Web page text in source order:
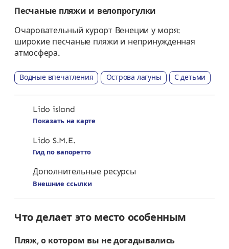
Песчаные пляжи и велопрогулки
Очаровательный курорт Венеции у моря:
широкие песчаные пляжи и непринужденная
атмосфера.
Водные впечатления Острова лагуны С детьми
Lido island
Показать на карте
Lido S.M.E.
Гид по вапоретто
Дополнительные ресурсы
Внешние ссылки
Что делает это место особенным
Пляж, о котором вы не догадывались